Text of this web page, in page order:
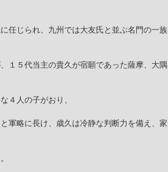
任じられ、九州では大友氏と並ぶ名門の一族
１５代当主の貴久が宿願であった薩摩、大隅
４人の子がおり、
軍略に長け、歳久は冷静な判断力を備え、家